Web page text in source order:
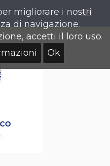
migliorare i nostri
di navigazione.
accetti il loro uso.
Ok